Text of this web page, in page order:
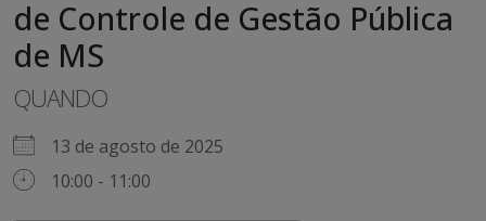
de Controle de Gestão Pública
de MS
QUANDO
13 de agosto de 2025
10:00 - 11:00